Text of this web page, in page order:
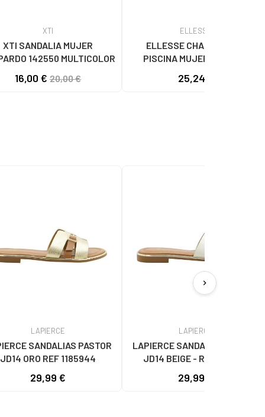
XTI
XTI SANDALIA MUJER
142550 MULTICOLOR
16,00 € 20,00 €
ELLESSE
ELLESSE CHANCLAS DE
PISCINA MUJER 072-7721
25,24 €
LAPIERCE
SANDALIAS PASTOR
JD14 ORO REF 1185944
29,99 €
LAPIERCE
LAPIERCE SANDALIAS PASTOR
JD14 BEIGE - REF 1185941
29,99 €
chevron_right